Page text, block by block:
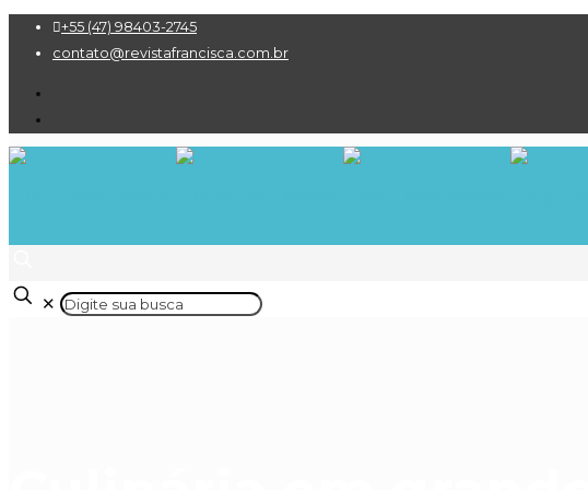
+55 (47) 98403-2745
contato@revistafrancisca.com.br
✕